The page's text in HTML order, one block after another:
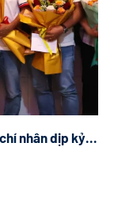
nhân dịp kỷ...